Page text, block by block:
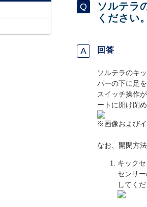
ソルテラ
ください
回答
ソルテラのキ
パーの下に足
スイッチ操作
ートに開け閉
※画像および
なお、開閉方
キック
センサ
してく